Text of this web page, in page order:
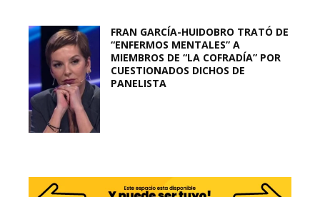
FRAN GARCÍA-HUIDOBRO TRATÓ DE
“ENFERMOS MENTALES” A
MIEMBROS DE “LA COFRADÍA” POR
CUESTIONADOS DICHOS DE
PANELISTA